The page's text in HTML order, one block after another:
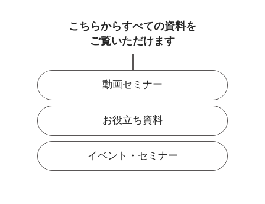
こちらからすべての資料を
ご覧いただけます
動画セミナー
お役立ち資料
イベント・セミナー